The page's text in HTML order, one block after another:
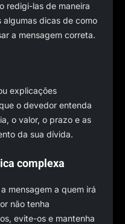
redigi-las de maneira
algumas dicas de como
a mensagem correta.
explicações
o devedor entenda
o valor, o prazo e as
da sua dívida.
complexa
mensagem a quem irá
não tenha
evite-os e mantenha